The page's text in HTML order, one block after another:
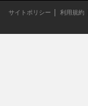
サイトポリシー 利用規約